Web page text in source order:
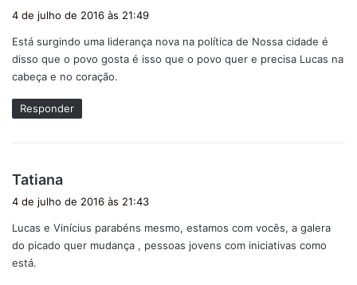
s
e
:
4 de julho de 2016 às 21:49
Está surgindo uma liderança nova na política de Nossa cidade é
disso que o povo gosta é isso que o povo quer e precisa Lucas na
cabeça e no coração.
Responder
Tatiana
s
e
4 de julho de 2016 às 21:43
Lucas e Vinícius parabéns mesmo, estamos com vocês, a galera
do picado quer mudança , pessoas jovens com iniciativas como
está.